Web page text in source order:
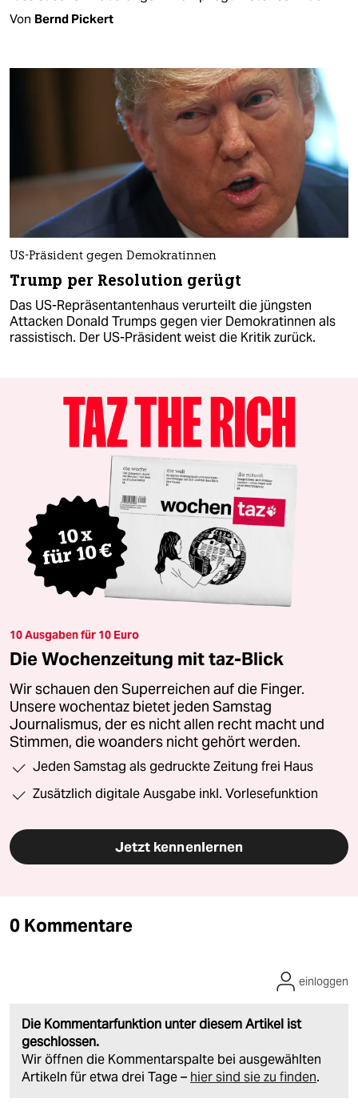
Von Bernd Pickert
US-Präsident gegen Demokratinnen
Trump per Resolution gerügt
Das US-Repräsentantenhaus verurteilt die jüngsten
Attacken Donald Trumps gegen vier Demokratinnen als
rassistisch. Der US-Präsident weist die Kritik zurück.
10 Ausgaben für 10 Euro
Die Wochenzeitung mit taz-Blick
Wir schauen den Superreichen auf die Finger.
Unsere wochentaz bietet jeden Samstag
Journalismus, der es nicht allen recht macht und
Stimmen, die woanders nicht gehört werden.
Jeden Samstag als gedruckte Zeitung frei Haus
Zusätzlich digitale Ausgabe inkl. Vorlesefunktion
Jetzt kennenlernen
0 Kommentare
Die Kommentarfunktion unter diesem Artikel ist
geschlossen.
Wir öffnen die Kommentarspalte bei ausgewählten
Artikeln für etwa drei Tage – hier sind sie zu finden.
einloggen